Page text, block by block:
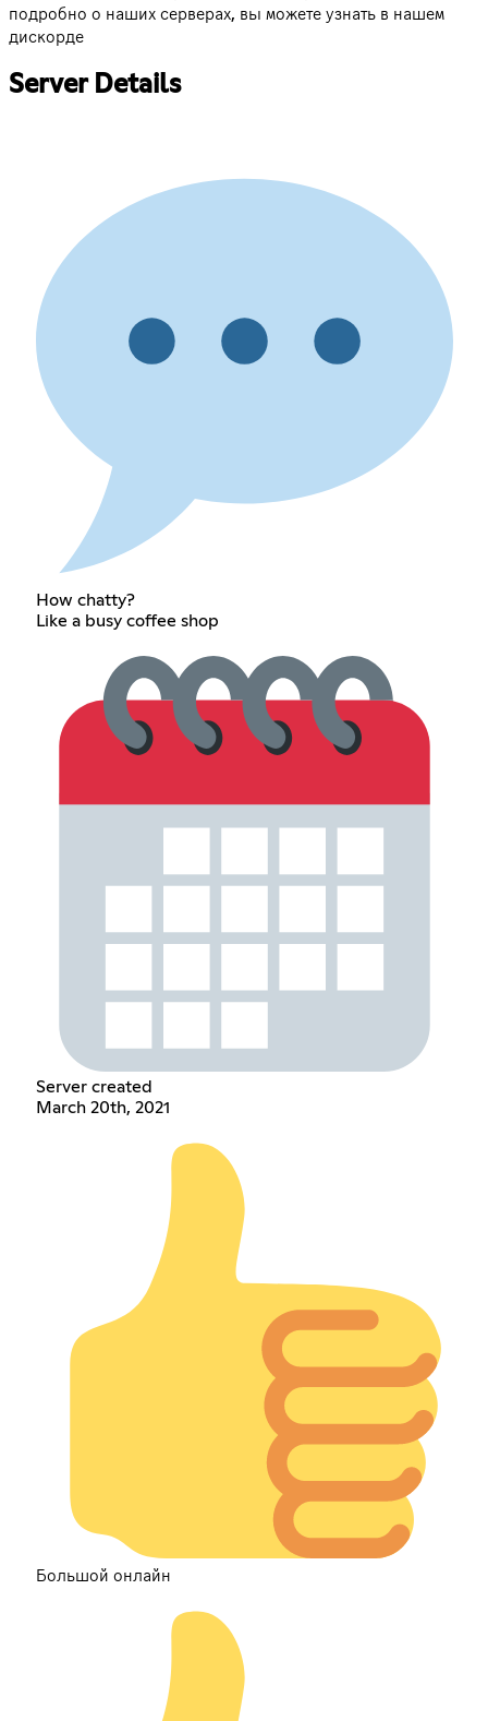
подробно о наших серверах, вы можете узнать в нашем
дискорде
Server Details
How chatty?
Like a busy coffee shop
Server created
March 20th, 2021
Большой онлайн